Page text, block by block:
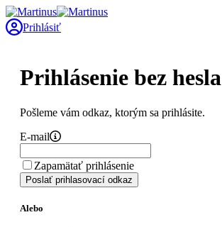
Prihlásiť
Prihlásenie bez hesla
Pošleme vám odkaz, ktorým sa prihlásite.
E-mail
Zapamätať prihlásenie
Poslať prihlasovací odkaz
Alebo